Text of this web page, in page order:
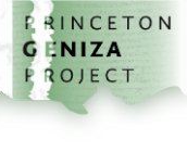
تخطي إلى المحتوى الرئيسي
الصفحة الرئيسية